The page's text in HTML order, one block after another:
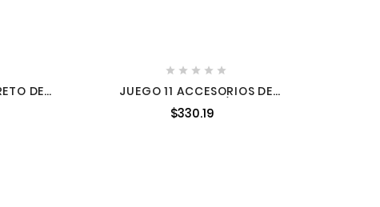
DE
X 6"
    
JUEGO 11 ACCESORIOS DE
LIMPIEZA Y PULIDO P/TALADRO,
PRETUL PRETUL-27190
$330.19